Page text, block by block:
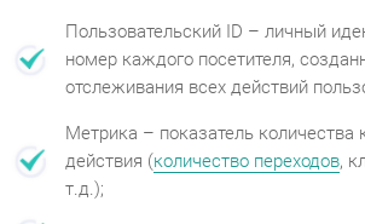
Пользовательский ID – личный
номер каждого посетителя,
отслеживания всех действий
Метрика – показатель количества
действия (количество переходов,
т.д.);